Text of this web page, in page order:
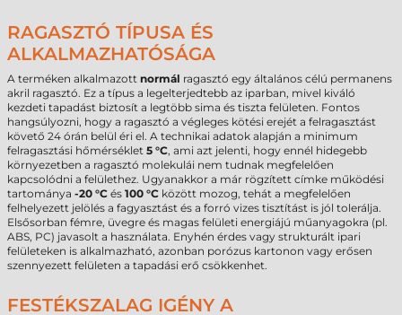
RAGASZTÓ TÍPUSA ÉS
ALKALMAZHATÓSÁGA
A terméken alkalmazott normál ragasztó egy általános célú permanens
akril ragasztó. Ez a típus a legelterjedtebb az iparban, mivel kiváló
kezdeti tapadást biztosít a legtöbb sima és tiszta felületen. Fontos
hangsúlyozni, hogy a ragasztó a végleges kötési erejét a felragasztást
követő 24 órán belül éri el. A technikai adatok alapján a minimum
felragasztási hőmérséklet 5 °C, ami azt jelenti, hogy ennél hidegebb
környezetben a ragasztó molekulái nem tudnak megfelelően
kapcsolódni a felülethez. Ugyanakkor a már rögzített címke működési
tartománya -20 °C és 100 °C között mozog, tehát a megfelelően
felhelyezett jelölés a fagyasztást és a forró vizes tisztítást is jól tolerálja.
Elsősorban fémre, üvegre és magas felületi energiájú műanyagokra (pl.
ABS, PC) javasolt a használata. Enyhén érdes vagy strukturált ipari
felületeken is alkalmazható, azonban porózus kartonon vagy erősen
szennyezett felületen a tapadási erő csökkenhet.
FESTÉKSZALAG IGÉNY A